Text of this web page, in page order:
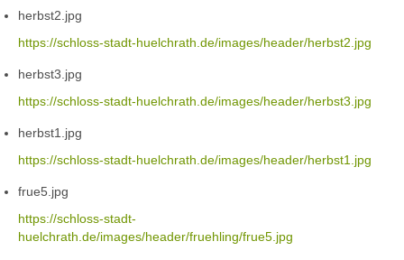
herbst2.jpg
https://schloss-stadt-huelchrath.de/images/header/herbst2.jpg
herbst3.jpg
https://schloss-stadt-huelchrath.de/images/header/herbst3.jpg
herbst1.jpg
https://schloss-stadt-huelchrath.de/images/header/herbst1.jpg
frue5.jpg
https://schloss-stadt-
huelchrath.de/images/header/fruehling/frue5.jpg